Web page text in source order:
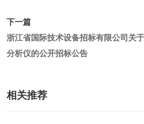
下一篇
浙江省国际技术设备招标有限公司关
分析仪的公开招标公告
相关推荐